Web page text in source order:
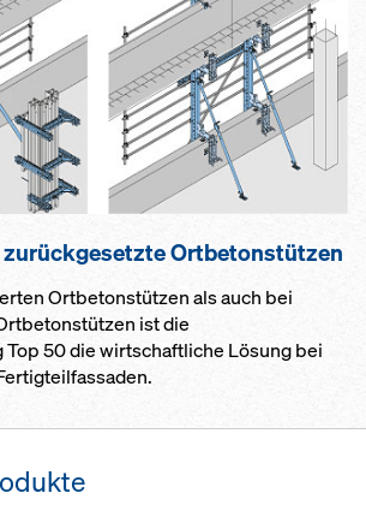
Ortbetonstützen
Ortbetonstützen als auch bei
ist die
Top 50 die wirtschaftliche Lösung bei